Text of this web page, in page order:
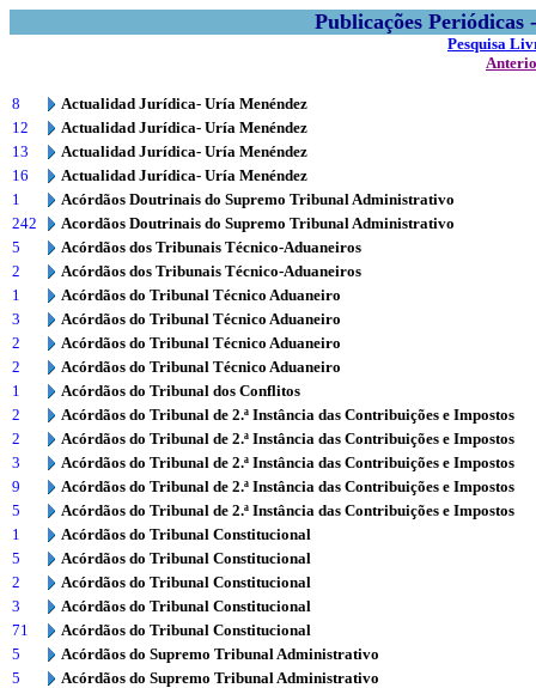
Publicações
Pesquisa
8
Actualidad Jurídica- Uría Menéndez
12
Actualidad Jurídica- Uría Menéndez
13
Actualidad Jurídica- Uría Menéndez
16
Actualidad Jurídica- Uría Menéndez
1
Acórdãos Doutrinais do Supremo Tribunal Administrativo
242
Acordãos Doutrinais do Supremo Tribunal Administrativo
5
Acórdãos dos Tribunais Técnico-Aduaneiros
2
Acórdãos dos Tribunais Técnico-Aduaneiros
1
Acórdãos do Tribunal Técnico Aduaneiro
3
Acórdãos do Tribunal Técnico Aduaneiro
2
Acórdãos do Tribunal Técnico Aduaneiro
2
Acórdãos do Tribunal Técnico Aduaneiro
1
Acórdãos do Tribunal dos Conflitos
2
Acórdãos do Tribunal de 2.ª Instância das Contribuições e Impostos
2
Acórdãos do Tribunal de 2.ª Instância das Contribuições e Impostos
3
Acórdãos do Tribunal de 2.ª Instância das Contribuições e Impostos
9
Acórdãos do Tribunal de 2.ª Instância das Contribuições e Impostos
5
Acórdãos do Tribunal de 2.ª Instância das Contribuições e Impostos
1
Acórdãos do Tribunal Constitucional
5
Acórdãos do Tribunal Constitucional
2
Acórdãos do Tribunal Constitucional
3
Acórdãos do Tribunal Constitucional
71
Acórdãos do Tribunal Constitucional
5
Acórdãos do Supremo Tribunal Administrativo
5
Acórdãos do Supremo Tribunal Administrativo